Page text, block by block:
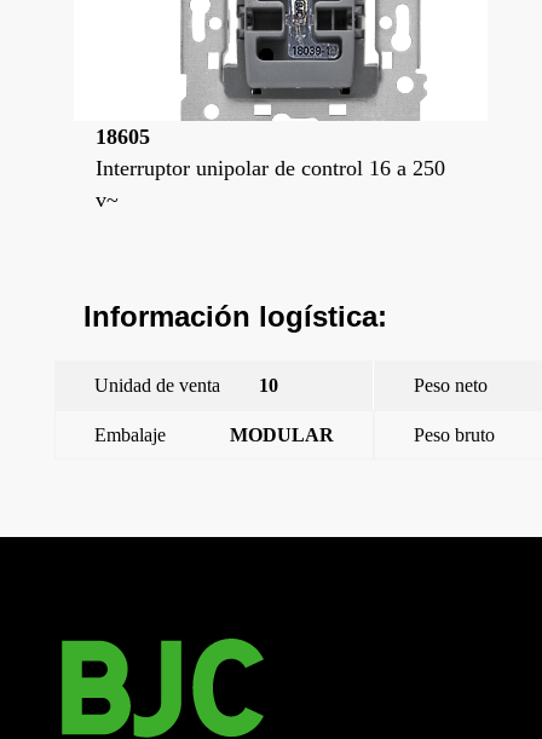
18605
Interruptor unipolar de control 16 a 250
v~
Información logística:
Unidad de venta 10 Peso neto
Embalaje MODULAR Peso bruto